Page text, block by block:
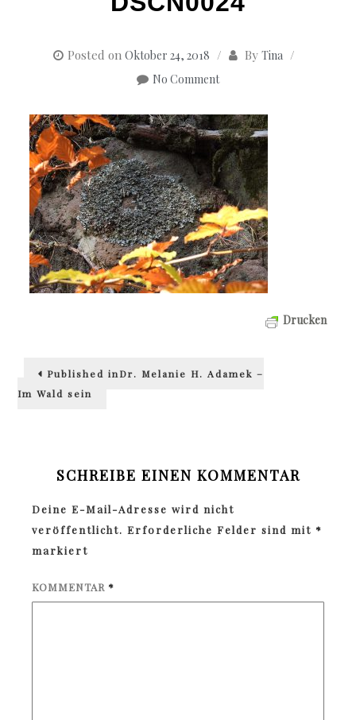
Posted on Oktober 24, 2018 By Tina
No Comment
Drucken
Beitragsnavigation
Published inDr. Melanie H. Adamek –
Im Wald sein
SCHREIBE EINEN KOMMENTAR
Deine E-Mail-Adresse wird nicht
veröffentlicht. Erforderliche Felder sind mit *
markiert
KOMMENTAR *